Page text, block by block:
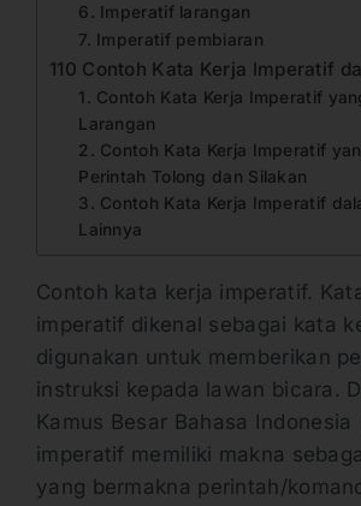
6. Imperatif larangan
7. Imperatif pembiaran
110 Contoh Kata Kerja Imperatif
1. Contoh Kata Kerja Imperatif
Larangan
2. Contoh Kata Kerja Imperatif
Perintah Tolong dan Silakan
3. Contoh Kata Kerja Imperatif
Lainnya
Contoh kata kerja imperatif.
imperatif dikenal sebagai kata
digunakan untuk memberikan
instruksi kepada lawan bicara.
Kamus Besar Bahasa Indonesia
imperatif memiliki makna
yang bermakna perintah/